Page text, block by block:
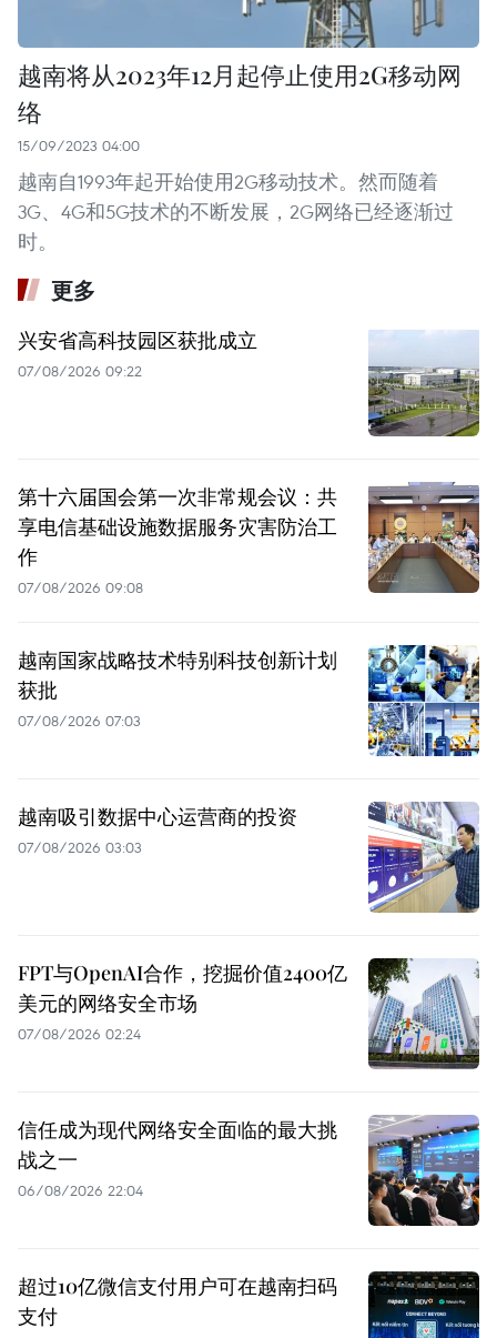
越南将从2023年12月起停止使用2G移动网
络
15/09/2023 04:00
越南自1993年起开始使用2G移动技术。然而随着
3G、4G和5G技术的不断发展，2G网络已经逐渐过
时。
更多
兴安省高科技园区获批成立
07/08/2026 09:22
第十六届国会第一次非常规会议：共
享电信基础设施数据服务灾害防治工
作
07/08/2026 09:08
越南国家战略技术特别科技创新计划
获批
07/08/2026 07:03
越南吸引数据中心运营商的投资
07/08/2026 03:03
FPT与OpenAI合作，挖掘价值2400亿
美元的网络安全市场
07/08/2026 02:24
信任成为现代网络安全面临的最大挑
战之一
06/08/2026 22:04
超过10亿微信支付用户可在越南扫码
支付